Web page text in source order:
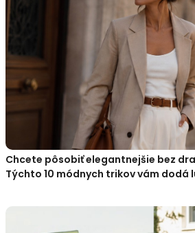
Chcete pôsobiť elegantnejšie bez
Týchto 10 módnych trikov vám dodá